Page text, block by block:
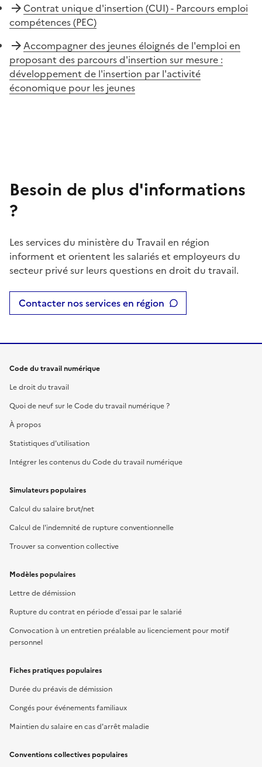
Contrat unique d'insertion (CUI) - Parcours emploi
compétences (PEC)
Accompagner des jeunes éloignés de l'emploi en
proposant des parcours d'insertion sur mesure :
développement de l'insertion par l'activité
économique pour les jeunes
Besoin de plus d'informations
?
Les services du ministère du Travail en région
informent et orientent les salariés et employeurs du
secteur privé sur leurs questions en droit du travail.
Contacter nos services en région
Code du travail numérique
Le droit du travail
Quoi de neuf sur le Code du travail numérique ?
À propos
Statistiques d'utilisation
Intégrer les contenus du Code du travail numérique
Simulateurs populaires
Calcul du salaire brut/net
Calcul de l'indemnité de rupture conventionnelle
Trouver sa convention collective
Modèles populaires
Lettre de démission
Rupture du contrat en période d'essai par le salarié
Convocation à un entretien préalable au licenciement pour motif
personnel
Fiches pratiques populaires
Durée du préavis de démission
Congés pour événements familiaux
Maintien du salaire en cas d'arrêt maladie
Conventions collectives populaires